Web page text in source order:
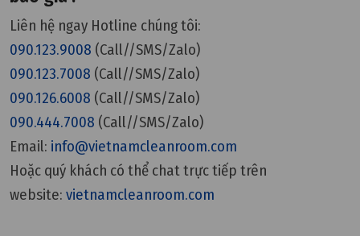
Liên hệ ngay Hotline chúng tôi:
090.123.9008 (Call//SMS/Zalo)
090.123.7008 (Call//SMS/Zalo)
090.126.6008 (Call//SMS/Zalo)
090.444.7008 (Call//SMS/Zalo)
Email: info@vietnamcleanroom.com
Hoặc quý khách có thể chat trực tiếp trên
website: vietnamcleanroom.com